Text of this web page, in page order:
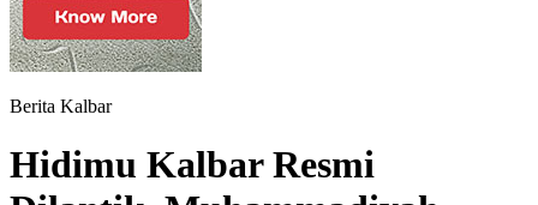
Berita Kalbar
Hidimu Kalbar Resmi